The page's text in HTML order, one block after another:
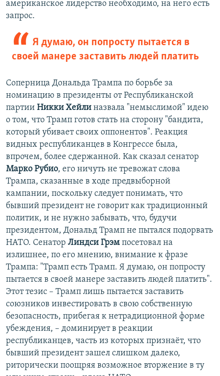
американское лидерство необходимо, на него есть
запрос.
Я думаю, он попросту пытается в
своей манере заставить людей платить
Соперница Дональда Трампа по борьбе за
номинацию в президенты от Республиканской
партии Никки Хейли назвала "немыслимой" идею
о том, что Трамп готов стать на сторону "бандита,
который убивает своих оппонентов". Реакция
видных республиканцев в Конгрессе была,
впрочем, более сдержанной. Как сказал сенатор
Марко Рубио, его ничуть не тревожат слова
Трампа, сказанные в ходе предвыборной
кампании, поскольку следует понимать, что
бывший президент не говорит как традиционный
политик, и не нужно забывать, что, будучи
президентом, Дональд Трамп не пытался подорвать
НАТО. Сенатор Линдси Грэм посетовал на
излишнее, по его мнению, внимание к фразе
Трампа: "Трамп есть Трамп. Я думаю, он попросту
пытается в своей манере заставить людей платить".
Этот тезис – Трамп лишь пытается заставить
союзников инвестировать в свою собственную
безопасность, прибегая к нетрадиционной форме
убеждения, – доминирует в реакции
республиканцев, часть из которых признаёт, что
бывший президент зашел слишком далеко,
риторически поощряя возможное вторжение в ту